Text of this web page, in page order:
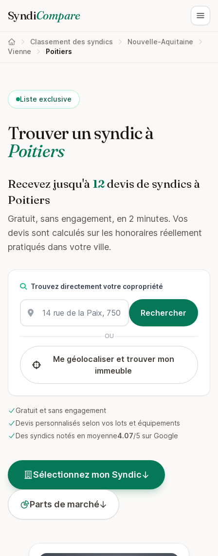
SyndiCompare
Classement des syndics
Nouvelle-Aquitaine
Vienne
Poitiers
Liste exclusive
Trouver un syndic à
Poitiers
Recevez jusqu'à 12devis de syndics à
Poitiers
Gratuit, sans engagement, en 2 minutes. Vos
devis sont calculés sur les honoraires réellement
pratiqués dans votre ville.
Trouvez directement votre copropriété
OU
Me géolocaliser et trouver mon
immeuble
Gratuit et sans engagement
Devis personnalisés selon vos lots et équipements
Des syndics notés en moyenne4.07/5 sur Google
Sélectionnez mon Syndic
Parts de marché